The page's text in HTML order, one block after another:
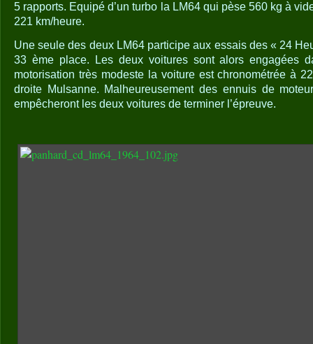
5 rapports. Equipé d’un turbo la LM64 qui pèse 560 kg à
221 km/heure.
Une seule des deux LM64 participe aux essais des « 24
33 ème place. Les deux voitures sont alors engagées
motorisation très modeste la voiture est chronométrée à
droite Mulsanne. Malheureusement des ennuis de
empêcheront les deux voitures de terminer l’épreuve.